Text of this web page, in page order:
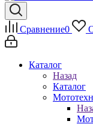
Сравнение0
Каталог
Назад
Каталог